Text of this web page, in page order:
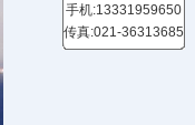
手机:13331959650
传真:021-36313685